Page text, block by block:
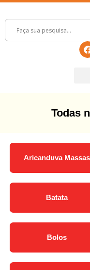
Todas
Aricanduva Massas
Batata
Bolos